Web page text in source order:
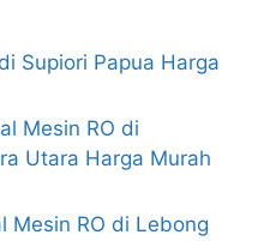
Supiori Papua Harga
Mesin RO di
Utara Harga Murah
Mesin RO di Lebong